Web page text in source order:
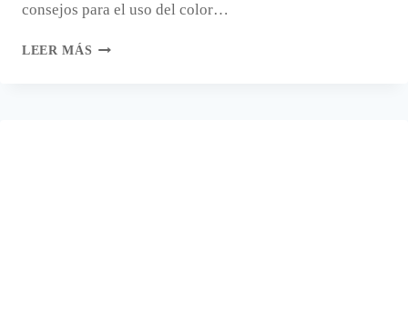
consejos para el uso del color…
LEER MÁS CONSEJOS